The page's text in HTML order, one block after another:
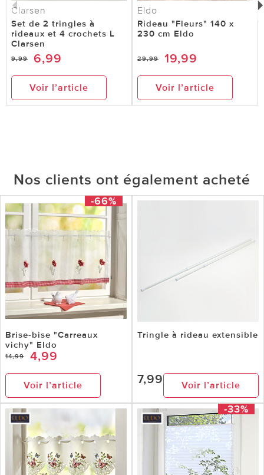
Clarsen
Set de 2 tringles à
rideaux et 4 crochets L
Clarsen
9,99 6,99
Voir l’article
Eldo
Rideau "Fleurs" 140 x
230 cm Eldo
29,99 19,99
Voir l’article
Nos clients ont également acheté
-66%
Brise-bise "Carreaux
vichy" Eldo
14,99 4,99
Voir l’article
Tringle à rideau extensible
7,99 Voir l’article
-33%